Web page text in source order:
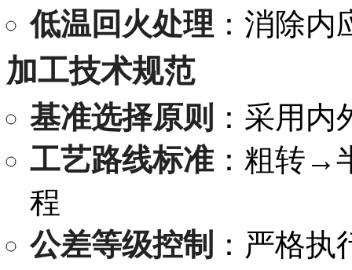
低温回火处理 ：消除
加工技术规范
基准选择原则 ：采用
工艺路线标准：粗转→
程
公差等级控制
：严格